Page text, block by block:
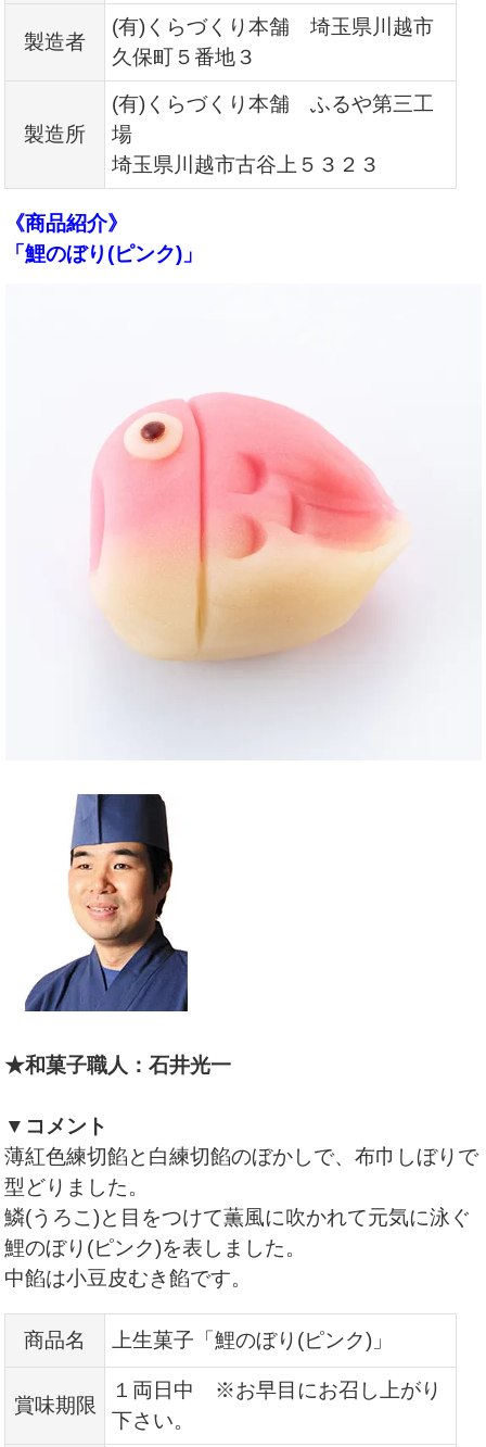
製造者
(有)くらづくり本舗 埼玉県川越市
久保町５番地３
製造所
(有)くらづくり本舗 ふるや第三工
場
埼玉県川越市古谷上５３２３
《商品紹介》
「鯉のぼり(ピンク)」
★和菓子職人：石井光一
▼コメント
薄紅色練切餡と白練切餡のぼかしで、布巾しぼりで
型どりました。
鱗(うろこ)と目をつけて薫風に吹かれて元気に泳ぐ
鯉のぼり(ピンク)を表しました。
中餡は小豆皮むき餡です。
商品名 上生菓子「鯉のぼり(ピンク)」
賞味期限
１両日中 ※お早目にお召し上がり
下さい。